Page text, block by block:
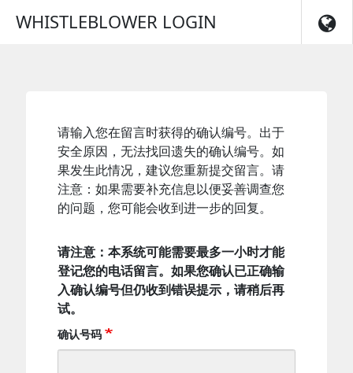
WHISTLEBLOWER LOGIN
请输入您在留言时获得的确认编号。出于
安全原因，无法找回遗失的确认编号。如
果发生此情况，建议您重新提交留言。请
注意：如果需要补充信息以便妥善调查您
的问题，您可能会收到进一步的回复。
请注意：本系统可能需要最多一小时才能
登记您的电话留言。如果您确认已正确输
入确认编号但仍收到错误提示，请稍后再
试。
确认号码